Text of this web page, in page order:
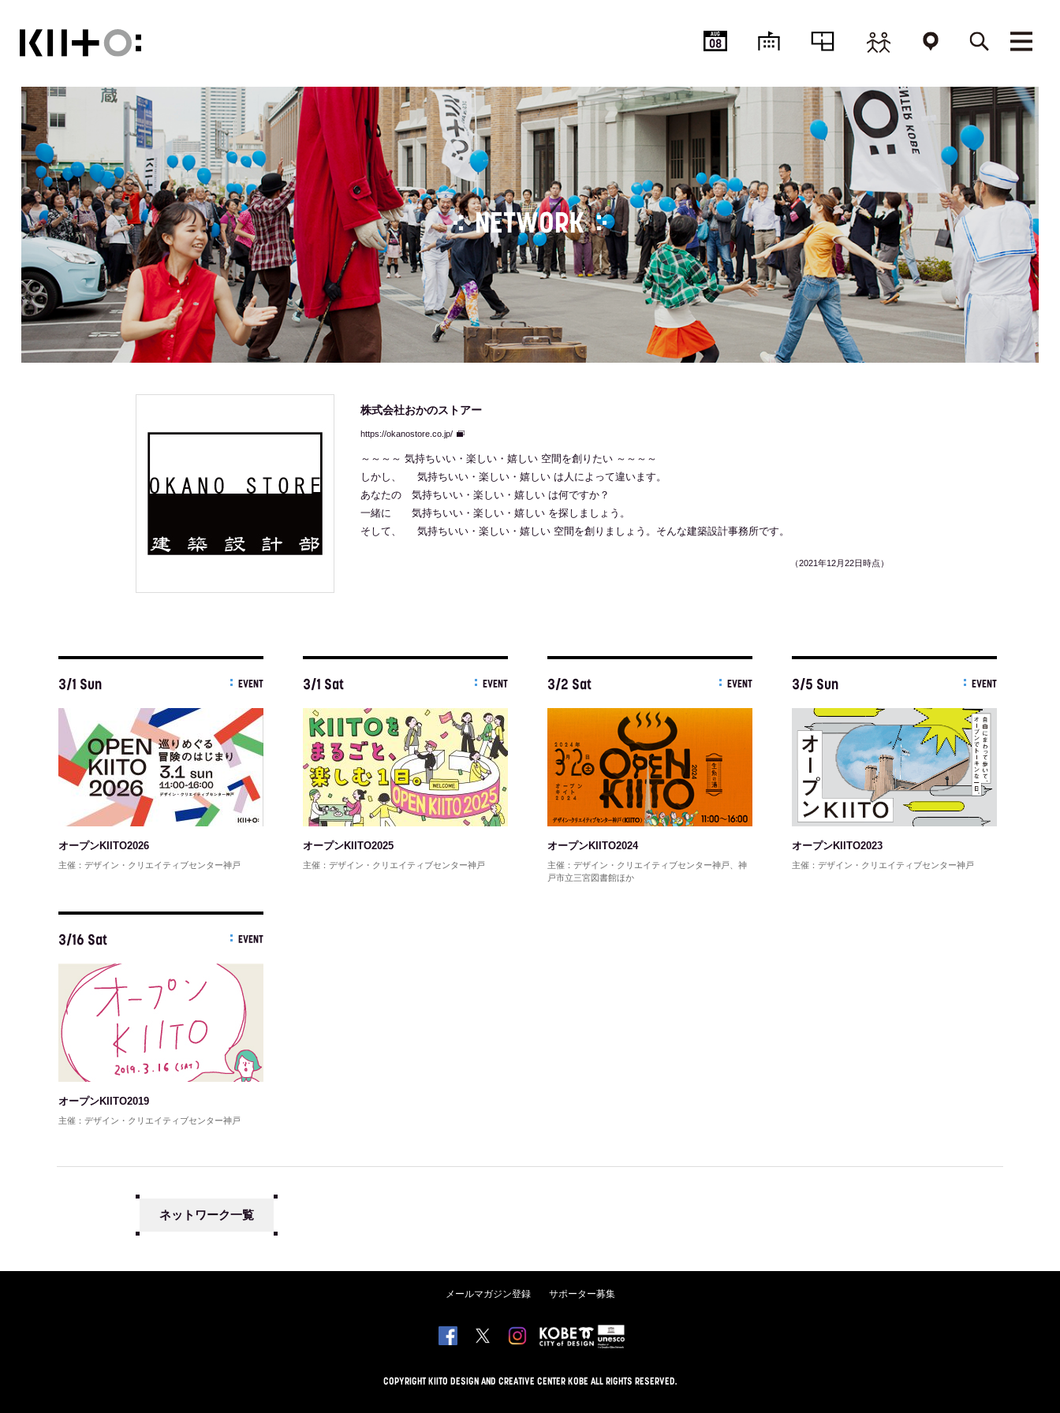
AUG
08
NETWORK
株式会社おかのストアー
https://okanostore.co.jp/
～～～～ 気持ちいい・楽しい・嬉しい 空間を創りたい ～～～～
しかし、 気持ちいい・楽しい・嬉しい は人によって違います。
あなたの 気持ちいい・楽しい・嬉しい は何ですか？
一緒に 気持ちいい・楽しい・嬉しい を探しましょう。
そして、 気持ちいい・楽しい・嬉しい 空間を創りましょう。そんな建築設計事務所です。
（2021年12月22日時点）
3/1 Sun EVENT
オープンKIITO2026
主催：デザイン・クリエイティブセンター神戸
3/1 Sat EVENT
オープンKIITO2025
主催：デザイン・クリエイティブセンター神戸
3/2 Sat EVENT
オープンKIITO2024
主催：デザイン・クリエイティブセンター神戸、神
戸市立三宮図書館ほか
3/5 Sun EVENT
オープンKIITO2023
主催：デザイン・クリエイティブセンター神戸
3/16 Sat EVENT
オープンKIITO2019
主催：デザイン・クリエイティブセンター神戸
ネットワーク一覧
メールマガジン登録 サポーター募集
COPYRIGHT KIITO DESIGN AND CREATIVE CENTER KOBE ALL RIGHTS RESERVED.